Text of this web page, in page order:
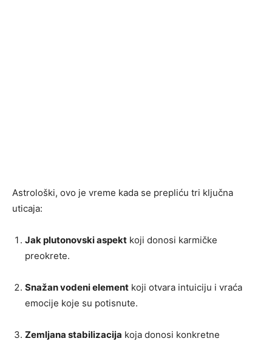
Astrološki, ovo je vreme kada se prepliću tri ključna
uticaja:
Jak plutonovski aspekt koji donosi karmičke
preokrete.
Snažan vodeni element koji otvara intuiciju i vraća
emocije koje su potisnute.
Zemljana stabilizacija koja donosi konkretne